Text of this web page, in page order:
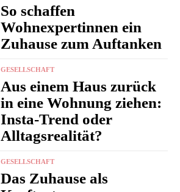
So schaffen
Wohnexpertinnen ein
Zuhause zum Auftanken
GESELLSCHAFT
Aus einem Haus zurück
in eine Wohnung ziehen:
Insta-Trend oder
Alltagsrealität?
GESELLSCHAFT
Das Zuhause als